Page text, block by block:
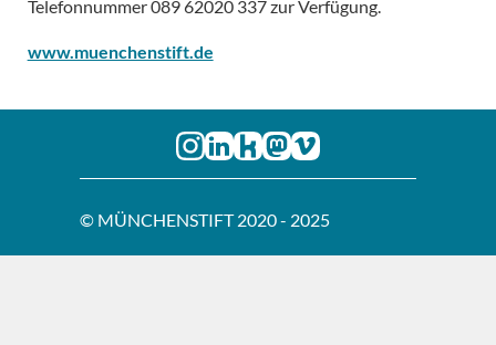
Telefonnummer 089 62020 337 zur Verfügung.
www.muenchenstift.de
© MÜNCHENSTIFT 2020 - 2025